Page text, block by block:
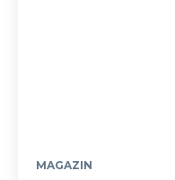
MAGAZIN